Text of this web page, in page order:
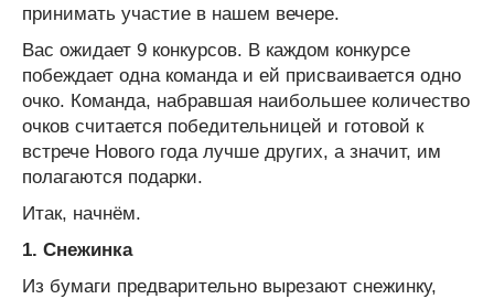
принимать участие в нашем вечере.
Вас ожидает 9 конкурсов. В каждом конкурсе
побеждает одна команда и ей присваивается одно
очко. Команда, набравшая наибольшее количество
очков считается победительницей и готовой к
встрече Нового года лучше других, а значит, им
полагаются подарки.
Итак, начнём.
1. Снежинка
Из бумаги предварительно вырезают снежинку,